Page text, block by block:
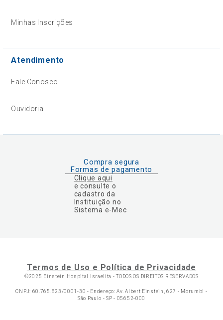
Minhas Inscrições
Atendimento
Fale Conosco
Ouvidoria
Compra segura
Formas de pagamento
Clique aqui
e consulte o
cadastro da
Instituição no
Sistema e-Mec
Termos de Uso e Política de Privacidade
©2025 Einstein Hospital Israelita -TODOS OS DIREITOS RESERVADOS
CNPJ: 60.765.823/0001-30 - Endereço: Av. Albert Einstein, 627 - Morumbi -
São Paulo - SP - 05652-000